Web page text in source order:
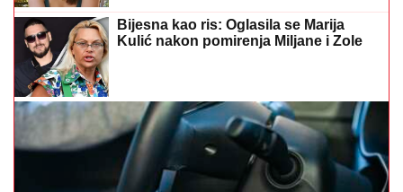
Bijesna kao ris: Oglasila se Marija
Kulić nakon pomirenja Miljane i Zole